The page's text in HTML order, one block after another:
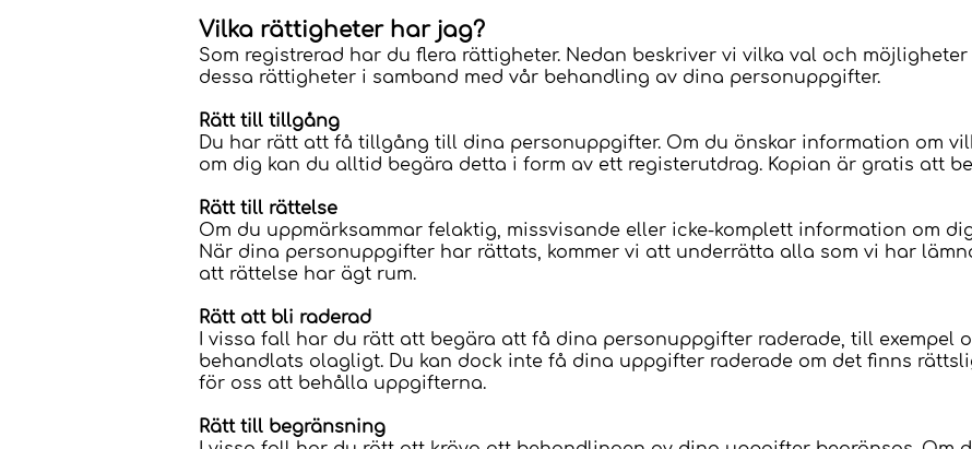
Vilka rättigheter har jag?
Som registrerad har du flera rättigheter. Nedan beskriver vi vilka val och
dessa rättigheter i samband med vår behandling av dina personuppgifter.
Rätt till tillgång
Du har rätt att få tillgång till dina personuppgifter. Om du önskar information om
om dig kan du alltid begära detta i form av ett registerutdrag. Kopian är gratis att
Rätt till rättelse
Om du uppmärksammar felaktig, missvisande eller icke-komplett information om
När dina personuppgifter har rättats, kommer vi att underrätta alla som vi har
att rättelse har ägt rum.
Rätt att bli raderad
I vissa fall har du rätt att begära att få dina personuppgifter raderade, till exempel
behandlats olagligt. Du kan dock inte få dina uppgifter raderade om det finns
för oss att behålla uppgifterna.
Rätt till begränsning